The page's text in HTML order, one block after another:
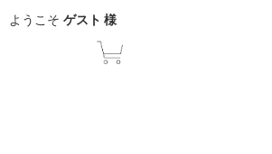
ようこそ ゲスト 様